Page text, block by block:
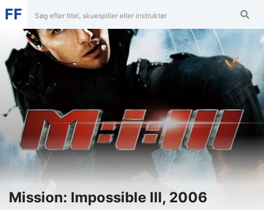
FF
Mission: Impossible III, 2006